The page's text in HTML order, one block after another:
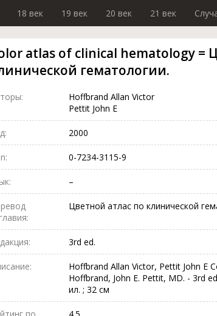
18 век 19 век 20 век 21 век
atlas of clinical hematology =
гематологии.
Hoffbrand Allan Victor
Pettit John E
2000
0-7234-3115-9
–
Цветной атлас по клинической
3rd ed.
Hoffbrand Allan Victor, Pettit John E
Hoffbrand, John E. Pettit, MD. - 3rd
ил. ; 32 см